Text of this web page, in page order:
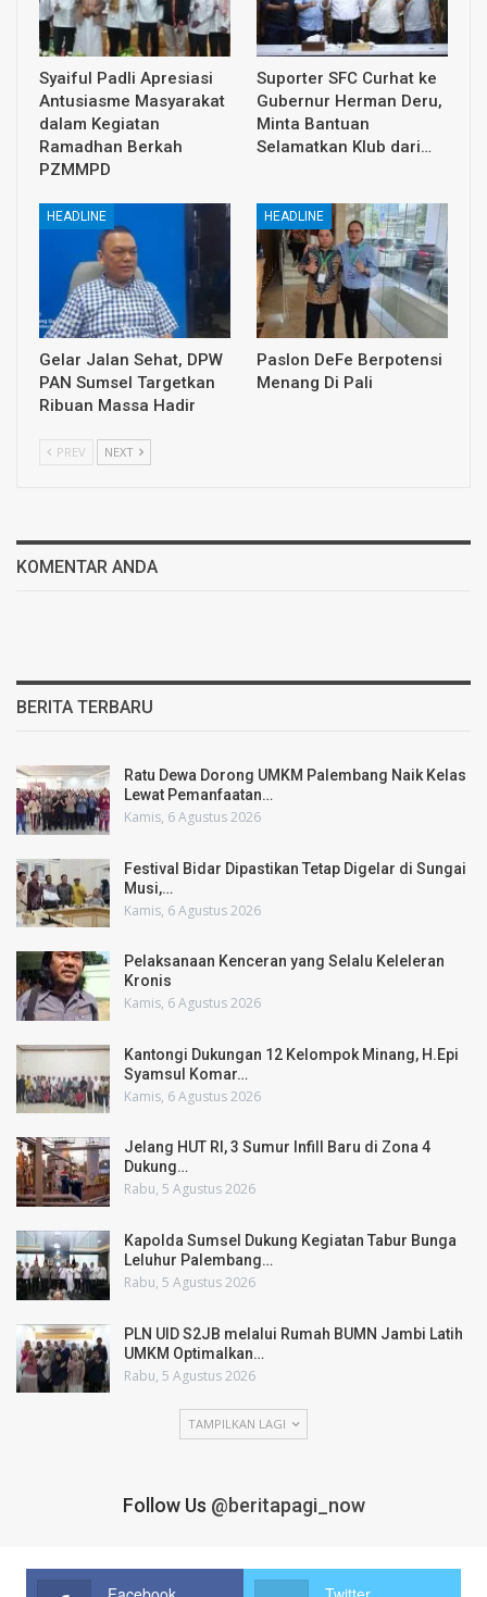
Syaiful Padli Apresiasi
Antusiasme Masyarakat
dalam Kegiatan
Ramadhan Berkah
PZMMPD
Suporter SFC Curhat ke
Gubernur Herman Deru,
Minta Bantuan
Selamatkan Klub dari…
HEADLINE
Gelar Jalan Sehat, DPW
PAN Sumsel Targetkan
Ribuan Massa Hadir
HEADLINE
Paslon DeFe Berpotensi
Menang Di Pali
PREV NEXT
KOMENTAR ANDA
BERITA TERBARU
Ratu Dewa Dorong UMKM Palembang Naik Kelas
Lewat Pemanfaatan…
Kamis, 6 Agustus 2026
Festival Bidar Dipastikan Tetap Digelar di Sungai
Musi,…
Kamis, 6 Agustus 2026
Pelaksanaan Kenceran yang Selalu Keleleran
Kronis
Kamis, 6 Agustus 2026
Kantongi Dukungan 12 Kelompok Minang, H.Epi
Syamsul Komar…
Kamis, 6 Agustus 2026
Jelang HUT RI, 3 Sumur Infill Baru di Zona 4
Dukung…
Rabu, 5 Agustus 2026
Kapolda Sumsel Dukung Kegiatan Tabur Bunga
Leluhur Palembang…
Rabu, 5 Agustus 2026
PLN UID S2JB melalui Rumah BUMN Jambi Latih
UMKM Optimalkan…
Rabu, 5 Agustus 2026
TAMPILKAN LAGI
Follow Us @beritapagi_now